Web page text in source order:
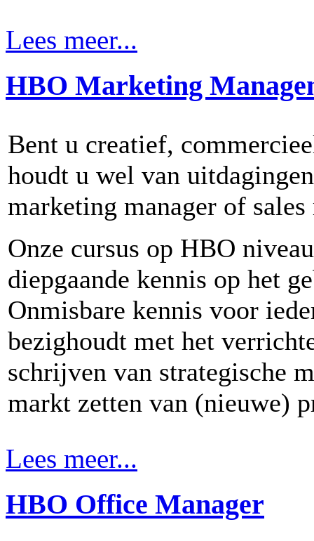
Lees meer...
HBO Marketing
Bent u creatief,
houdt u wel van
marketing manager of
Onze cursus op HBO
diepgaande kennis op het
Onmisbare kennis voor
bezighoudt met het
schrijven van strategische
markt zetten van (nieuwe)
Lees meer...
HBO Office Manager